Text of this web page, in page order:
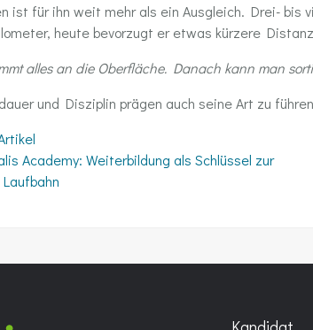
ist für ihn weit mehr als ein Ausgleich. Drei- bis
heute bevorzugt er etwas kürzere
alles an die Oberfläche. Danach kann man
und Disziplin prägen auch seine Art zu
Navigation
Academy: Weiterbildung als Schlüssel zur